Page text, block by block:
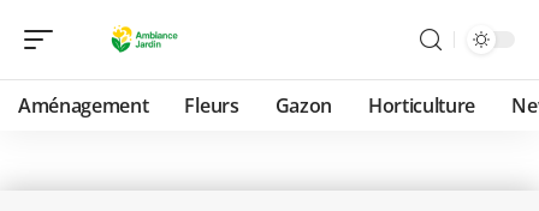
Aménagement Fleurs Gazon Horticulture